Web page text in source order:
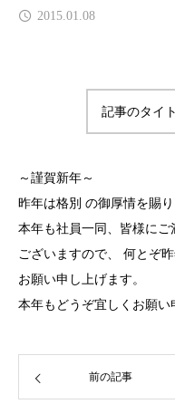
2015.01.08
記事のタイ
～謹賀新年～
昨年は格別 の御厚情を賜
本年も社員一同、皆様に
ございますので、 何とぞ
お願い申し上げます。
本年もどうぞ宜しくお願い
前の記事